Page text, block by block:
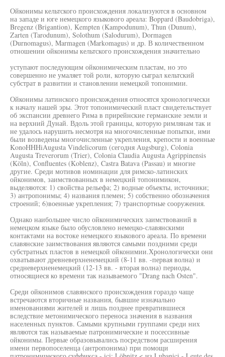
Ойконимы кельтского происхождения локализуются в основном
на западе и юге немецкого языкового ареала: Boppard (Baudobriga),
Bregenz (Brigantion), Kempten (Kampodunum), Thun (Dunum),
Zarten (Tarodunum), Solothum (Salodurum), Dormagen
(Durnomagus), Marmagen (Markomagus) и др. В количественном
отношении ойконимы кельтского происхождения значительно
уступают последующим ойконимическим пластам, но это
совершенно не умаляет той роли, которую сыграл кельтский
субстрат в развитии и становлении немецкой топонимии.
Ойконимы латинского происхождения относятся хронологически
к началу нашей эры. Этот топонимический пласт свидетельствует
об экспансии древнего Рима в прирейнские германские земли и
на верхний Дунай. Вдоль этой границы, которую римлянам так и
не удалось нарушить несмотря на многочисленные попытки, ими
были возведены многочисленные укрепления, крепости и военные
KonoHHHiAugusta Vindelicorum (сегодня Augsburg), Colonia
Augusta Treverorum (Trier), Colonia Claudia Augusta Agrippinensis
(Köln), Confluentes (Koblenz), Castra Batava (Passau) и многие
другие. Среди мотивов номинации для римско-латинских
ойконимов, заимствованных в немецкий топонимикон,
выделяются: 1) свойства рельефа; 2) водные объекты, источники;
3) антропонимы; 4) названия племен; 5) собственно обозначения
строений; 6)военные укрепления; 7) транспортные сооружения.
Однако наибольшее число ойконимических заимствований в
немецком языке было обусловлено немецко-славянскими
контактами на востоке немецкого языкового ареала. По времени
славянские заимствования являются самыми поздними среди
субстратных пластов в немецкой ойконимии.Хронологически они
охватывают древневерхненемецкий (8-11 вв. -первая волна) и
средневерхненемецкий (12-13 вв. - вторая волна) периоды,
относящиеся ко времени так называемого "Drang nach Osten".
Среди ойконимов славянского происхождения гораздо чаще
встречаются вторичные названия, бывшие изначально
именованиями жителей и лишь позднее превратившиеся
вследствие метонимического переноса значения в названия
населенных пунктов. Самыми крупными группами среди них
являются так называемые патронимические и посессивные
ойконимы. Первые образовывались посредством расширения
имени первопоселенца (антропонима) при помощи